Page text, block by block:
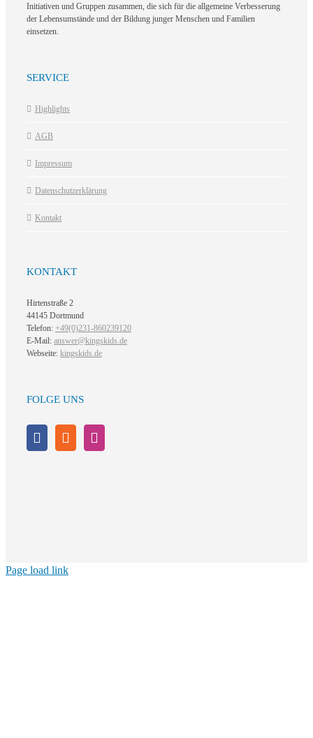
Initiativen und Gruppen zusammen, die sich für die allgemeine Verbesserung
der Lebensumstände und der Bildung junger Menschen und Familien
einsetzen.
SERVICE
Highlights
AGB
Impressum
Datenschutzerklärung
Kontakt
KONTAKT
Hirtenstraße 2
44145 Dortmund
Telefon: +49(0)231-860239120
E-Mail: answer@kingskids.de
Webseite: kingskids.de
FOLGE UNS
Page load link